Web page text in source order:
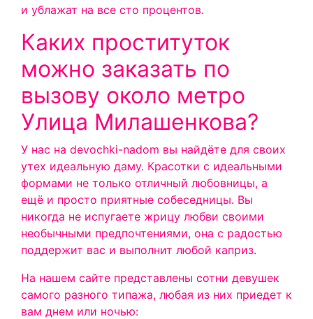
и ублажат на все сто процентов.
Каких проституток
можно заказать по
вызову около метро
Улица Милашенкова?
У нас на devochki-nadom вы найдёте для своих
утех идеальную даму. Красотки с идеальными
формами не только отличный любовницы, а
ещё и просто приятные собеседницы. Вы
никогда не испугаете жрицу любви своими
необычными предпочтениями, она с радостью
поддержит вас и выполнит любой каприз.
На нашем сайте представлены сотни девушек
самого разного типажа, любая из них приедет к
вам днем или ночью: